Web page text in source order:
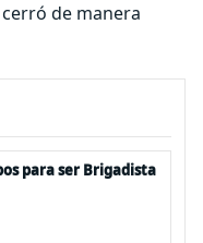
de manera
para ser Brigadista